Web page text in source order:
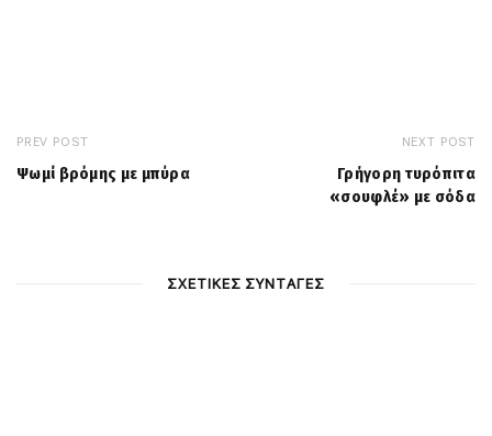
PREV POST
Ψωμί βρόμης με μπύρα
NEXT POST
Γρήγορη τυρόπιτα
«σουφλέ» με σόδα
ΣΧΕΤΙΚΕΣ ΣΥΝΤΑΓΕΣ